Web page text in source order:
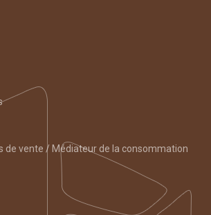
de vente / Médiateur de la consommation